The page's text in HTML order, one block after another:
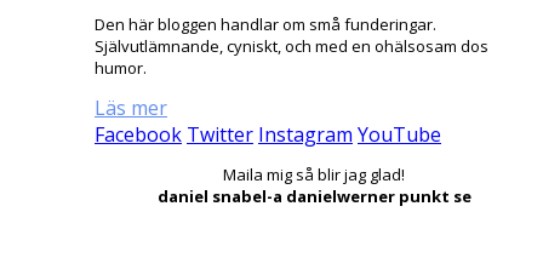
Den här bloggen handlar om små funderingar.
Självutlämnande, cyniskt, och med en ohälsosam dos
humor.
Läs mer
Facebook Twitter Instagram YouTube
Maila mig så blir jag glad!
daniel snabel-a danielwerner punkt se